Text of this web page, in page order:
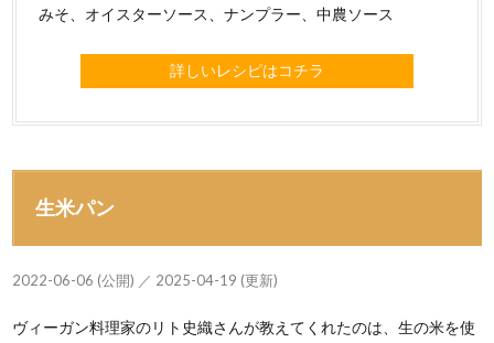
みそ、オイスターソース、ナンプラー、中農ソース
詳しいレシピはコチラ
生米パン
2022-06-06 (公開) ／ 2025-04-19 (更新)
ヴィーガン料理家のリト史織さんが教えてくれたのは、生の米を使